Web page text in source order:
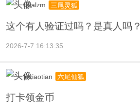
qpalzm 三尾灵狐
这个有人验证过吗？是真人吗？
2026-7-7 16:13:35
luxiaotian 六尾仙狐
打卡领金币